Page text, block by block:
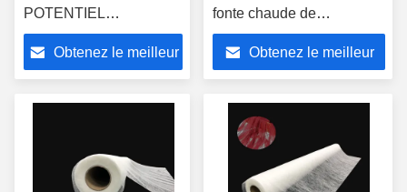
POTENTIEL
D'EXPLOSION, film
adhésif 3.0kgf/cm2 de
fonte chaude de PA de
stratification de
Obtenez le meilleur
fonte chaude de
stratification de chaussure
pour la mousse de
semelles intérieures
Obtenez le meilleur